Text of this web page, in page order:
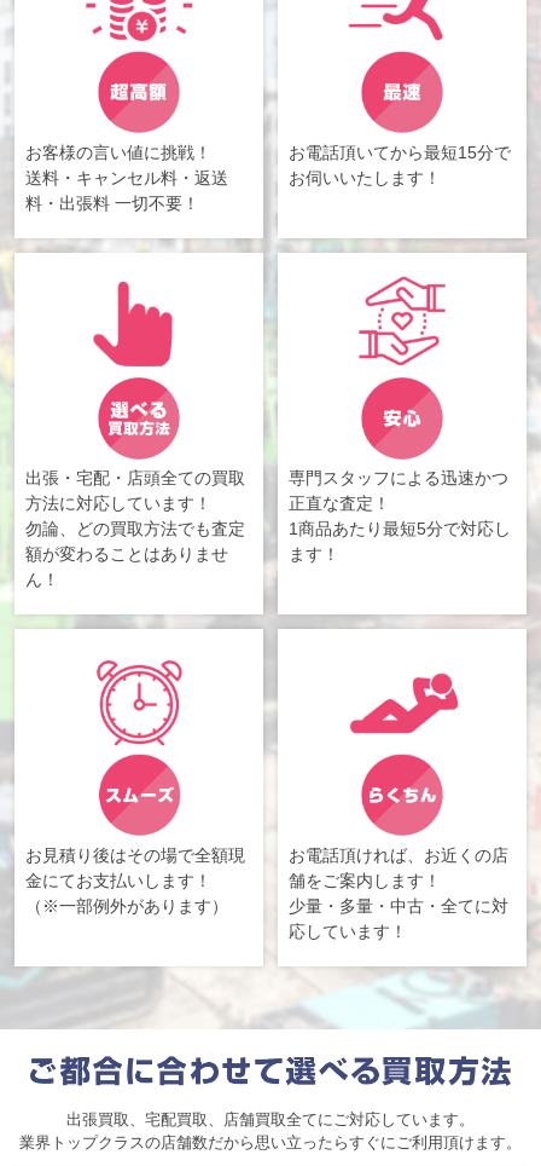
お客様の言い値に挑戦！
送料・キャンセル料・返送
料・出張料 一切不要！
お電話頂いてから最短15分で
お伺いいたします！
出張・宅配・店頭全ての買取
方法に対応しています！
勿論、どの買取方法でも査定
額が変わることはありませ
ん！
専門スタッフによる迅速かつ
正直な査定！
1商品あたり最短5分で対応し
ます！
お見積り後はその場で全額現
金にてお支払いします！
（※一部例外があります）
お電話頂ければ、お近くの店
舗をご案内します！
少量・多量・中古・全てに対
応しています！
出張買取、宅配買取、店舗買取全てにご対応しています。
業界トップクラスの店舗数だから思い立ったらすぐにご利用頂けます。